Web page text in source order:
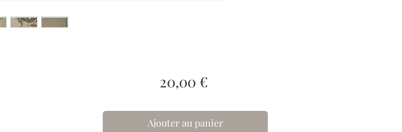
20,00 €Prix
Ajouter au panier